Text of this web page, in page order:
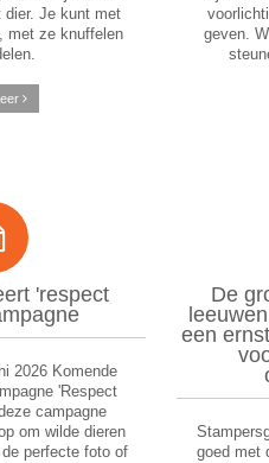
dier. Je kunt met
met ze knuffelen
geven.
'respect
2026 Komende
'Respect
campagne
om wilde dieren
perfecte foto of
De
een
goed met